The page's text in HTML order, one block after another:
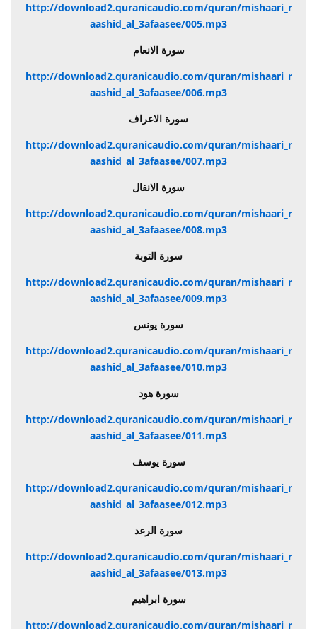
http://download2.quranicaudio.com/quran/mishaari_r
aashid_al_3afaasee/005.mp3
سورة الانعام
http://download2.quranicaudio.com/quran/mishaari_r
aashid_al_3afaasee/006.mp3
سورة الاعراف
http://download2.quranicaudio.com/quran/mishaari_r
aashid_al_3afaasee/007.mp3
سورة الانفال
http://download2.quranicaudio.com/quran/mishaari_r
aashid_al_3afaasee/008.mp3
سورة التوبة
http://download2.quranicaudio.com/quran/mishaari_r
aashid_al_3afaasee/009.mp3
سورة يونس
http://download2.quranicaudio.com/quran/mishaari_r
aashid_al_3afaasee/010.mp3
سورة هود
http://download2.quranicaudio.com/quran/mishaari_r
aashid_al_3afaasee/011.mp3
سورة يوسف
http://download2.quranicaudio.com/quran/mishaari_r
aashid_al_3afaasee/012.mp3
سورة الرعد
http://download2.quranicaudio.com/quran/mishaari_r
aashid_al_3afaasee/013.mp3
سورة ابراهيم
http://download2.quranicaudio.com/quran/mishaari_r